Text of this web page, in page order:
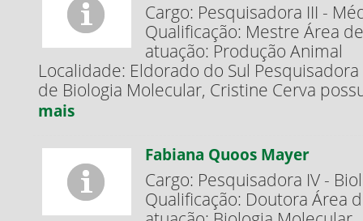
Cargo: Pesquisadora III -
Qualificação: Mestre Área de
atuação: Produção Animal
Localidade: Eldorado do Sul
de Biologia Molecular, Cristine Cerva
mais
Fabiana Quoos Mayer
Cargo: Pesquisadora IV -
Qualificação: Doutora Área